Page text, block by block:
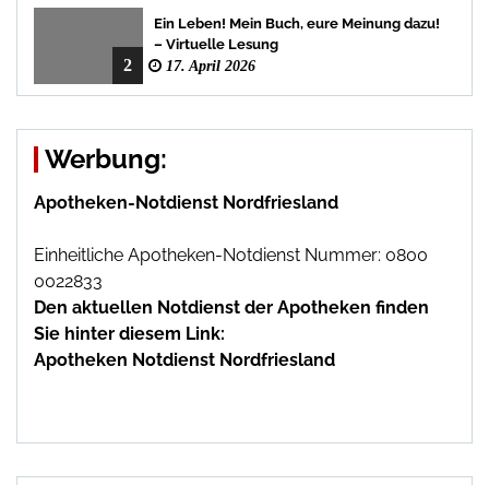
2
Ein Leben! Mein Buch, eure Meinung dazu!
– Virtuelle Lesung
17. April 2026
Werbung:
Apotheken-Notdienst Nordfriesland
Einheitliche Apotheken-Notdienst Nummer: 0800
0022833
Den aktuellen Notdienst der Apotheken finden
Sie hinter diesem Link:
Apotheken Notdienst Nordfriesland